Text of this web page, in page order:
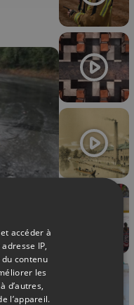
08/01/2020
accéder à
IP,
contenu
les
d’autres,
l’appareil.